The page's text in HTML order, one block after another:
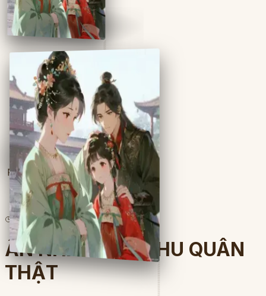
Full
24 lượt đọc· 14chương
ÂN NHÂN GIẢ, PHU QUÂN
THẬT